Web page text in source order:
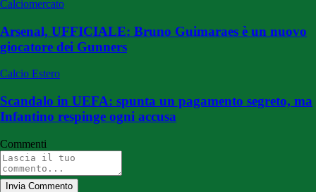
Calciomercato
Arsenal, UFFICIALE: Bruno Guimaraes è un nuovo
giocatore dei Gunners
Calcio Estero
Scandalo in UEFA: spunta un pagamento segreto, ma
Infantino respinge ogni accusa
Commenti
Invia Commento